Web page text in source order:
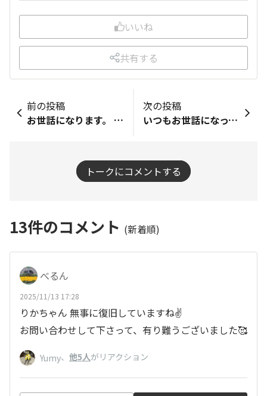
いいね
共有する
前の投稿
お世話になります。 恐らく、ついさっきから「お気に入り」に登録したリストが表示されなくなりました。 「投稿がありません」という表示になってます。 何かのトラブルでしょうか？ よろしくお願いします。 追記 併せてマイページも開かなくなりました。 TOPページからも開かなくなりました。 追追記 マイページは開くようになりましたが、お気に入りリストは「投稿がありません」の表示のままです。 追追追記 翌日の朝8時過ぎです。 お気に入りリストが復活してました。 このような経緯は、どういうことなんでしょうか？ 私は勝手にDIY Logと関連付けて想像してましたが、どうか安定したコミュニティ運営をお願いしたいと思います。
次の投稿
いつもお世話になっております🙇 こちらでの質問で良いのか分かりませんが吉岡店でのcookingfunに参加していますがCAINZ会員証の購入金額に反映されていません😣 cookingfunは対象外なのでしようか？ フードコート、カフェブリッコは対象外とお聞きしました😊 よろしくお願いします
トークにコメントする
13件のコメント (新着順)
べるん
2025/11/13 17:28
りかちゃん 無事に復旧していますね✌️
お問い合わせして下さって、有り難うございました🥰
Yumy、 他5人がリアクション